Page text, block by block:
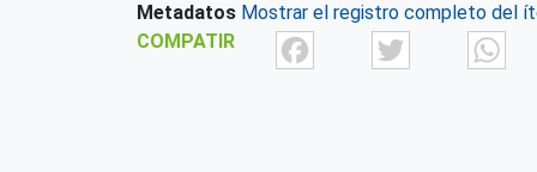
Metadatos Mostrar el registro completo del
COMPATIR
Facebook